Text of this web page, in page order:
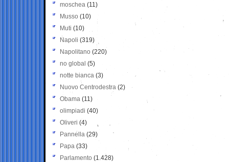
moschea (11)
Musso (10)
Muti (10)
Napoli (319)
Napolitano (220)
no global (5)
notte bianca (3)
Nuovo Centrodestra (2)
Obama (11)
olimpiadi (40)
Oliveri (4)
Pannella (29)
Papa (33)
Parlamento (1.428)